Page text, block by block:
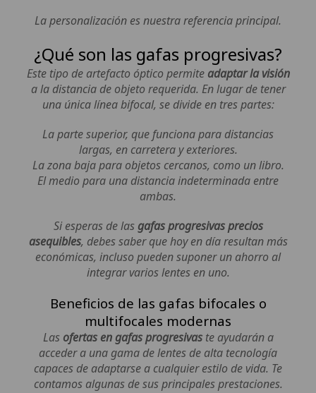
La personalización es nuestra referencia principal.
¿Qué son las gafas progresivas?
Este tipo de artefacto óptico permite adaptar la visión
a la distancia de objeto requerida. En lugar de tener
una única línea bifocal, se divide en tres partes:
La parte superior, que funciona para distancias
largas, en carretera y exteriores.
La zona baja para objetos cercanos, como un libro.
El medio para una distancia indeterminada entre
ambas.
Si esperas de las gafas progresivas precios
asequibles, debes saber que hoy en día resultan más
económicas, incluso pueden suponer un ahorro al
integrar varios lentes en uno.
Beneficios de las gafas bifocales o
multifocales modernas
Las ofertas en gafas progresivaste ayudarán a
acceder a una gama de lentes de alta tecnología
capaces de adaptarse a cualquier estilo de vida. Te
contamos algunas de sus principales prestaciones.